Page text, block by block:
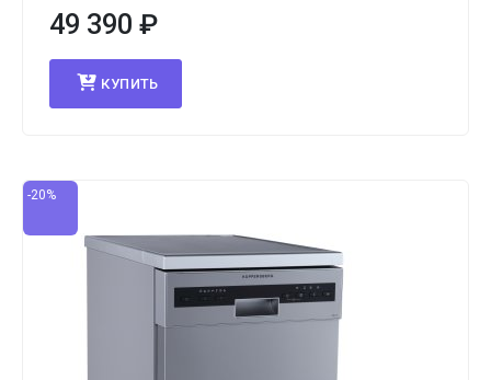
49 390 ₽
КУПИТЬ
-20%